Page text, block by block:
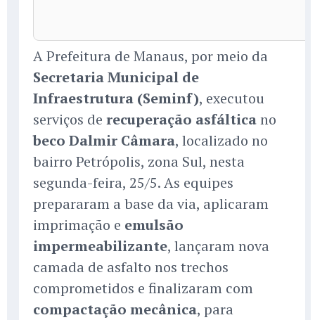
A Prefeitura de Manaus, por meio da
Secretaria Municipal de
Infraestrutura (Seminf), executou
serviços de recuperação asfálticano
beco Dalmir Câmara, localizado no
bairro Petrópolis, zona Sul, nesta
segunda-feira, 25/5. As equipes
prepararam a base da via, aplicaram
imprimação e emulsão
impermeabilizante, lançaram nova
camada de asfalto nos trechos
comprometidos e finalizaram com
compactação mecânica, para